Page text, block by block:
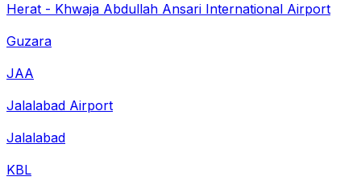
Herat - Khwaja Abdullah Ansari International Airport
Guzara
JAA
Jalalabad Airport
Jalalabad
KBL